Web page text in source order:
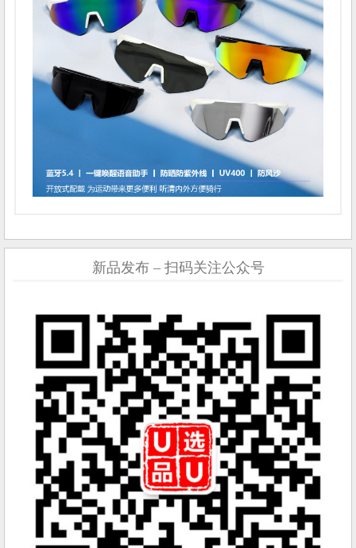
新品发布 – 扫码关注公众号